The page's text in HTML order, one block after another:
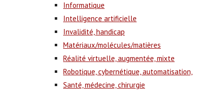
Informatique
Intelligence artificielle
Invalidité, handicap
Matériaux/molécules/matières
Réalité virtuelle, augmentée, mixte
Robotique, cybernétique, automatisation,
Santé, médecine, chirurgie